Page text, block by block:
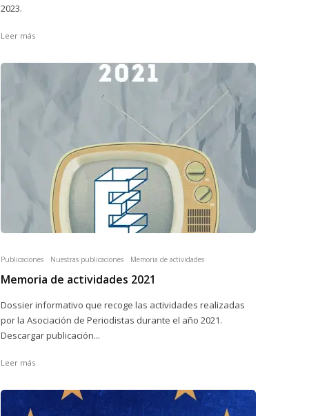
2023.
Leer más
Publicaciones Nuestras publicaciones Memoria de actividades
Memoria de actividades 2021
Dossier informativo que recoge las actividades realizadas
por la Asociación de Periodistas durante el año 2021.
Descargar publicación...
Leer más